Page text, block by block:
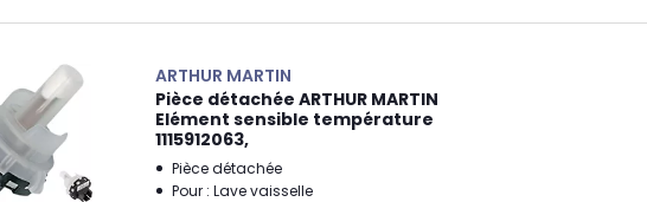
ARTHUR MARTIN
Pièce détachée ARTHUR MARTIN
Elément sensible température
1115912063,
Pièce détachée
Pour : Lave vaisselle